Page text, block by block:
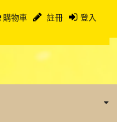
購物車 註冊 登入